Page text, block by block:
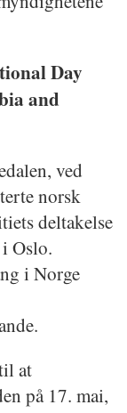
Day
and
ved
norsk
deltakelse
Oslo.
i Norge
at
på 17. mai,